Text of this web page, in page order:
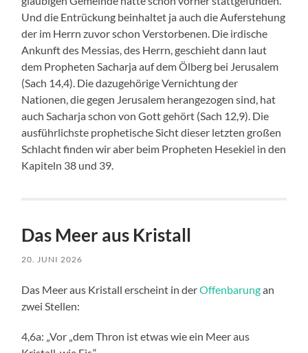
Und die Entrückung beinhaltet ja auch die Auferstehung
der im Herrn zuvor schon Verstorbenen. Die irdische
Ankunft des Messias, des Herrn, geschieht dann laut
dem Propheten Sacharja auf dem Ölberg bei Jerusalem
(Sach 14,4). Die dazugehörige Vernichtung der
Nationen, die gegen Jerusalem herangezogen sind, hat
auch Sacharja schon von Gott gehört (Sach 12,9). Die
ausführlichste prophetische Sicht dieser letzten großen
Schlacht finden wir aber beim Propheten Hesekiel in den
Kapiteln 38 und 39.
Das Meer aus Kristall
20. JUNI 2026
Das Meer aus Kristall erscheint in derOffenbarungan
zwei Stellen:
4,6a: „Vor „dem Thron ist etwas wie ein Meer aus